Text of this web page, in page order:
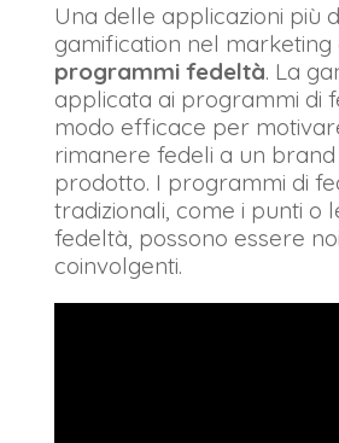
Una delle applicazioni più
gamification nel marketing
programmi fedeltà. La
applicata ai programmi di
modo efficace per
rimanere fedeli a un
prodotto. I programmi di
tradizionali, come i punti o
fedeltà, possono essere
coinvolgenti.